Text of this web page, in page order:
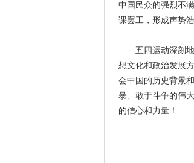
中国民众的强烈不
课罢工，形成声势
五四运动深刻地
想文化和政治发展
会中国的历史背景
暴、敢于斗争的伟
的信心和力量！